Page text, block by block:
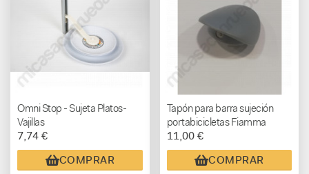
Omni Stop - Sujeta Platos-
Vajillas
7,74 €
COMPRAR
Tapón para barra sujeción
portabicicletas Fiamma
11,00 €
COMPRAR